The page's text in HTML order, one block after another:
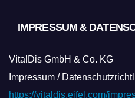
IMPRESSUM &
VitalDis GmbH & Co. KG
Impressum /
https://vitaldis.eifel.com/